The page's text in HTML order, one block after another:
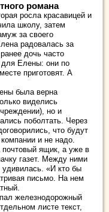
романа
росла красавицей и
школу, затем
за своего
радовалась за
дочь часто
для Елены: они по
приготовят. А
была верна
виделись
но и
поболтать. Через
что будут
и не надо.
почтовый ящик, а уже в
газет. Между ними
удивилась. «И кто бы
письмо. На нем
железнодорожный
листе текст,